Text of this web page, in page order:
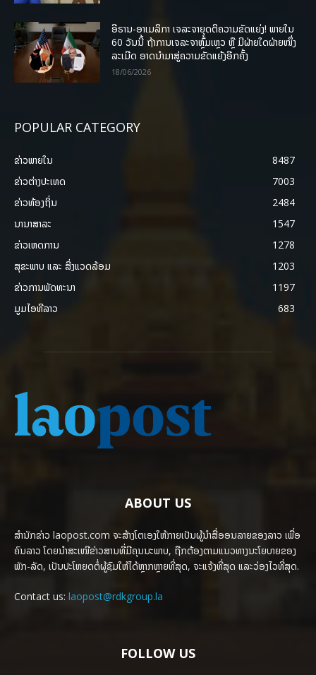
ອີຣານ-ອາເມລິກາ ເຈລະຈາຍຸດຕິຄວາມຂັດແຍ່ງ! ພາຍໃນ
60 ວັນນີ້ ຖ້າການເຈລະຈາຫຼົ້ມເຫຼວ ຫຼື ມີຝ່າຍໃດຝ່າຍໜຶ່ງ
ລະເມີດ ອາດນໍາມາສູ່ຄວາມຂັດແຍ້ງອີກຄັ້ງ
18/06/2026
POPULAR CATEGORY
ຂ່າວພາຍ​ໃນ
8487
ຂ່າວຕ່າງປະເທດ
7003
ຂ່າວທ້ອງຖິ່ນ
2484
ນານາສາລະ
1547
ຂ່າວເຫດການ
1278
ສຸຂະພາບ ແລະ ສີ່ງແວດລ້ອມ
1203
ຂ່າວການພັດທະນາ
1197
ມູມໄອທີລາວ
683
ABOUT US
ສຳນັກຂ່າວ laopost.com ຈະສ້າງໂຕເອງໃຫ້ກາຍເປັນຜູ້ນຳສື່ອອນລາຍຂອງລາວ ເພື່ອ
ຄົນລາວ ໂດຍນຳສະເໜີຂ່າວສານທີ່ມີຄຸນນະພາບ, ຖືກຕ້ອງຕາມແນວທາງນະໂຍບາຍຂອງ
ພັກ-ລັດ, ເປັນປະໂຫຍດຕໍ່ຜູ້ຊົມໃຫ້ໄດ້ຫຼາກຫຼາຍທີ່ສຸດ, ຈະແຈ້ງທີ່ສຸດ ແລະວ່ອງໄວທີ່ສຸດ.
Contact us: laopost@rdkgroup.la
FOLLOW US